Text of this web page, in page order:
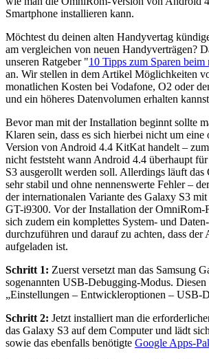
Smartphone installieren kann.
Möchtest du deinen alten Handyvertag
am vergleichen von neuen Handyverträgen?
unseren Ratgeber "10 Tipps zum Sparen
an. Wir stellen in dem Artikel Möglichkeiten
monatlichen Kosten bei Vodafone, O2 oder
und ein höheres Datenvolumen erhalten
Bevor man mit der Installation beginnt sollte
Klaren sein, dass es sich hierbei nicht um
Version von Android 4.4 KitKat handelt –
nicht feststeht wann Android 4.4 überhaupt
S3 ausgerollt werden soll. Allerdings läuft
sehr stabil und ohne nennenswerte Fehler –
der internationalen Variante des Galaxy S3
GT-i9300. Vor der Installation der OmniRom-
sich zudem ein komplettes System- und
durchzuführen und darauf zu achten, dass
aufgeladen ist.
Schritt 1: Zuerst versetzt man das Samsung
sogenannten USB-Debugging-Modus.
„Einstellungen – Entwickleroptionen – USB-
Schritt 2: Jetzt installiert man die
das Galaxy S3 auf dem Computer und lädt sich
sowie das ebenfalls benötigte Google Apps-